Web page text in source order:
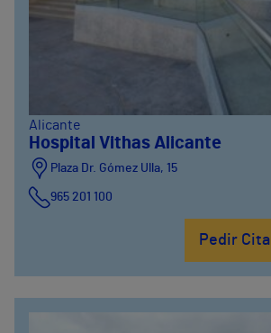
Alicante
Hospital Vithas Alicante
Plaza Dr. Gómez Ulla, 15
965 201 100
Pedir Cita